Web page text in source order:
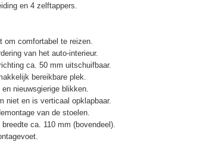
en 4 zelftappers.
comfortabel te reizen.
van het auto-interieur.
ca. 50 mm uitschuifbaar.
bereikbare plek.
nieuwsgierige blikken.
niet en is verticaal opklapbaar.
van de stoelen.
ca. 110 mm (bovendeel).